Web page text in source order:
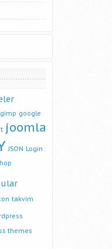
gimp google
joomla
JSON Login
takvim
themes